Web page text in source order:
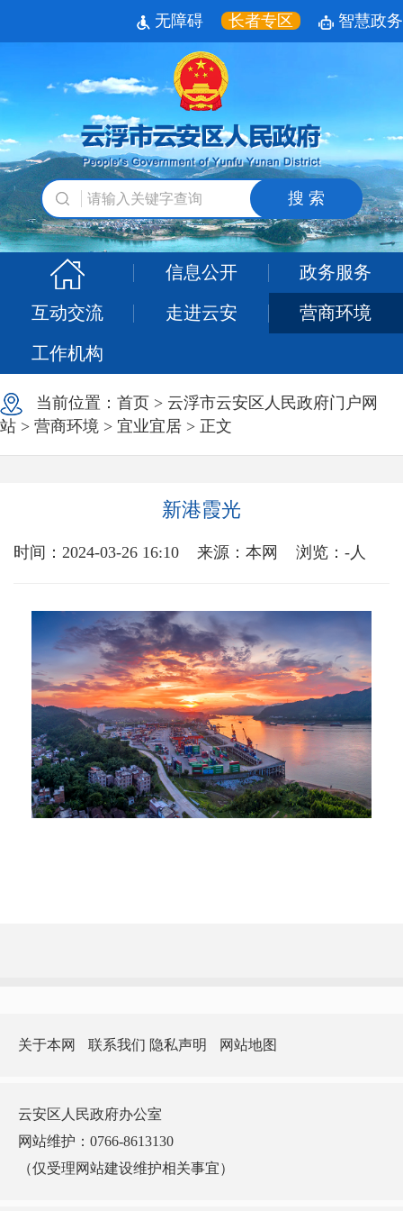
无障碍 长者专区 智慧政务
搜 索
信息公开 政务服务
互动交流 走进云安 营商环境
工作机构
当前位置： 首页 > 云浮市云安区人民政府门户网
站 > 营商环境 > 宜业宜居 > 正文
新港霞光
时间：2024-03-26 16:10 来源：本网 浏览： -人
关于本网 联系我们 隐私声明 网站地图
云安区人民政府办公室
网站维护：0766-8613130
（仅受理网站建设维护相关事宜）